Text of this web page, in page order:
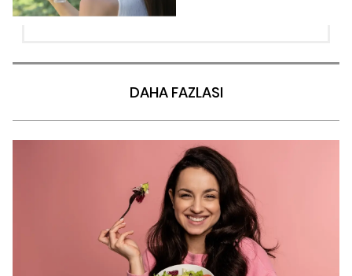
DAHA FAZLASI